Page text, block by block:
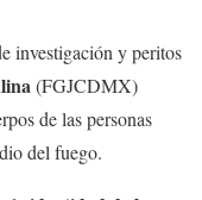
investigación y peritos
(FGJCDMX)
de las personas
del fuego.